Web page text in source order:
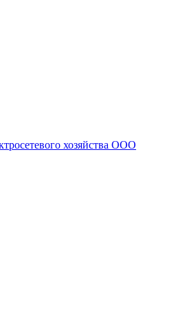
хозяйства ООО